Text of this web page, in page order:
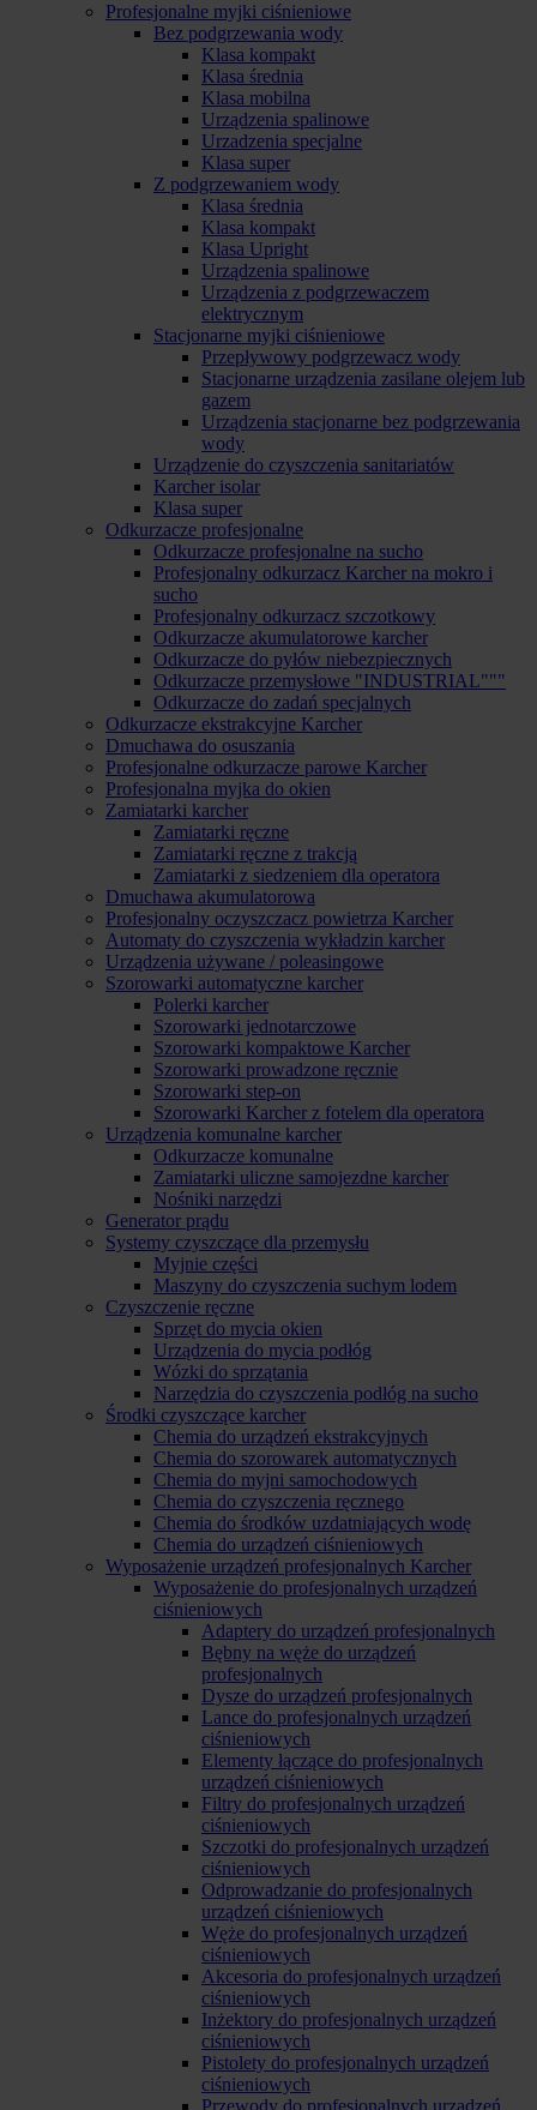
Profesjonalne myjki ciśnieniowe
Bez podgrzewania wody
Klasa kompakt
Klasa średnia
Klasa mobilna
Urządzenia spalinowe
Urzadzenia specjalne
Klasa super
Z podgrzewaniem wody
Klasa średnia
Klasa kompakt
Klasa Upright
Urządzenia spalinowe
Urządzenia z podgrzewaczem
elektrycznym
Stacjonarne myjki ciśnieniowe
Przepływowy podgrzewacz wody
Stacjonarne urządzenia zasilane olejem lub
gazem
Urządzenia stacjonarne bez podgrzewania
wody
Urządzenie do czyszczenia sanitariatów
Karcher isolar
Klasa super
Odkurzacze profesjonalne
Odkurzacze profesjonalne na sucho
Profesjonalny odkurzacz Karcher na mokro i
sucho
Profesjonalny odkurzacz szczotkowy
Odkurzacze akumulatorowe karcher
Odkurzacze do pyłów niebezpiecznych
Odkurzacze przemysłowe "INDUSTRIAL"""
Odkurzacze do zadań specjalnych
Odkurzacze ekstrakcyjne Karcher
Dmuchawa do osuszania
Profesjonalne odkurzacze parowe Karcher
Profesjonalna myjka do okien
Zamiatarki karcher
Zamiatarki ręczne
Zamiatarki ręczne z trakcją
Zamiatarki z siedzeniem dla operatora
Dmuchawa akumulatorowa
Profesjonalny oczyszczacz powietrza Karcher
Automaty do czyszczenia wykładzin karcher
Urządzenia używane / poleasingowe
Szorowarki automatyczne karcher
Polerki karcher
Szorowarki jednotarczowe
Szorowarki kompaktowe Karcher
Szorowarki prowadzone ręcznie
Szorowarki step-on
Szorowarki Karcher z fotelem dla operatora
Urządzenia komunalne karcher
Odkurzacze komunalne
Zamiatarki uliczne samojezdne karcher
Nośniki narzędzi
Generator prądu
Systemy czyszczące dla przemysłu
Myjnie części
Maszyny do czyszczenia suchym lodem
Czyszczenie ręczne
Sprzęt do mycia okien
Urządzenia do mycia podłóg
Wózki do sprzątania
Narzędzia do czyszczenia podłóg na sucho
Środki czyszczące karcher
Chemia do urządzeń ekstrakcyjnych
Chemia do szorowarek automatycznych
Chemia do myjni samochodowych
Chemia do czyszczenia ręcznego
Chemia do środków uzdatniających wodę
Chemia do urządzeń ciśnieniowych
Wyposażenie urządzeń profesjonalnych Karcher
Wyposażenie do profesjonalnych urządzeń
ciśnieniowych
Adaptery do urządzeń profesjonalnych
Bębny na węże do urządzeń
profesjonalnych
Dysze do urządzeń profesjonalnych
Lance do profesjonalnych urządzeń
ciśnieniowych
Elementy łączące do profesjonalnych
urządzeń ciśnieniowych
Filtry do profesjonalnych urządzeń
ciśnieniowych
Szczotki do profesjonalnych urządzeń
ciśnieniowych
Odprowadzanie do profesjonalnych
urządzeń ciśnieniowych
Węże do profesjonalnych urządzeń
ciśnieniowych
Akcesoria do profesjonalnych urządzeń
ciśnieniowych
Inżektory do profesjonalnych urządzeń
ciśnieniowych
Pistolety do profesjonalnych urządzeń
ciśnieniowych
Przewody do profesjonalnych urządzeń